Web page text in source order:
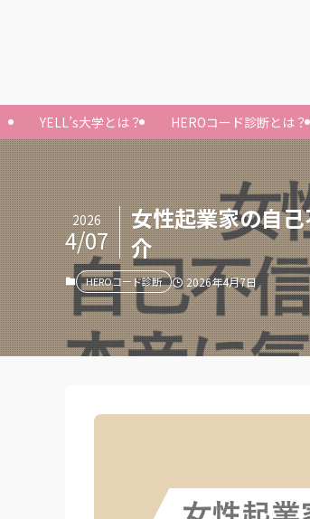
YELL’s大学とは？ HEROコード診断とは？
女性起業家の自
介
2026
4/07
HEROコード診断 2026年4月7日